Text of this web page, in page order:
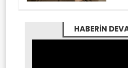
HABERİN